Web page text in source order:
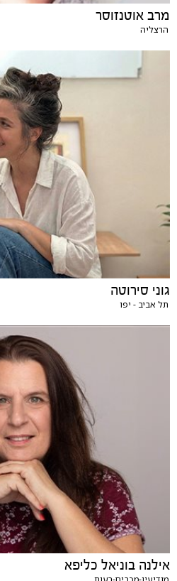
מרב אוטנזוסר
הרצליה
גוני סירוטה
תל אביב - יפו
אילנה בוניאל כליפא